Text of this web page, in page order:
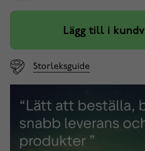
Lägg till i
Storleksguide